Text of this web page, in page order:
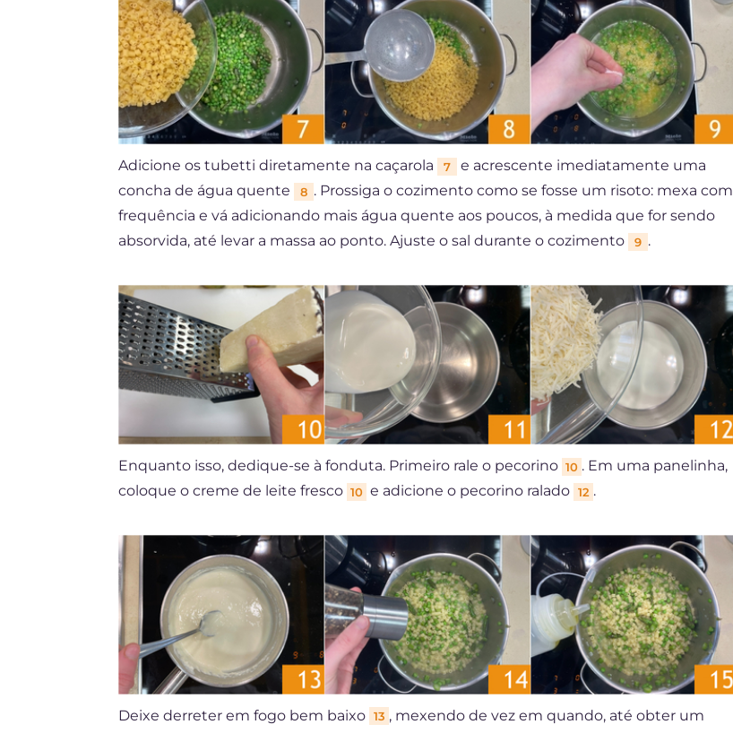
Adicione os tubetti diretamente na caçarola 7
e acrescente imediatamente uma
concha de água quente
8 . Prossiga o cozimento como se fosse um risoto: mexa com
frequência e vá adicionando mais água quente aos poucos, à medida que for sendo
absorvida, até levar a massa ao ponto. Ajuste o sal durante o cozimento
9 .
Enquanto isso, dedique-se à fonduta. Primeiro rale o pecorino 10 . Em uma panelinha,
coloque o creme de leite fresco 10 e adicione o pecorino ralado 12 .
Deixe derreter em fogo bem baixo 13 , mexendo de vez em quando, até obter um